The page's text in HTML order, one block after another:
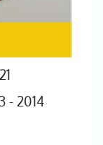
- 2014